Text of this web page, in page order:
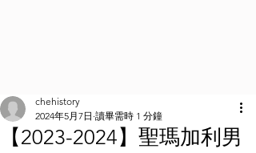
【2023-2024】聖瑪加利男
chehistory
2024年5月7日 讀畢需時 1 分鐘